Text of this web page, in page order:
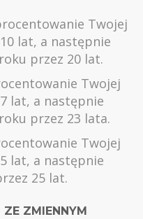
Twojej
lat, a następnie
przez 20 lat.
Twojej
lat, a następnie
przez 23 lata.
Twojej
lat, a następnie
25 lat.
ZMIENNYM